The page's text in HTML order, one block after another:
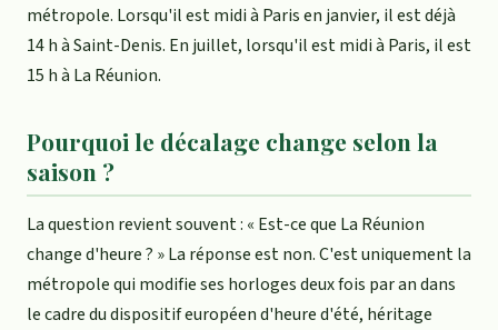
métropole. Lorsqu'il est midi à Paris en janvier, il est déjà
14 h à Saint-Denis. En juillet, lorsqu'il est midi à Paris, il est
15 h à La Réunion.
Pourquoi le décalage change selon la
saison ?
La question revient souvent : « Est-ce que La Réunion
change d'heure ? » La réponse est non. C'est uniquement la
métropole qui modifie ses horloges deux fois par an dans
le cadre du dispositif européen d'heure d'été, héritage